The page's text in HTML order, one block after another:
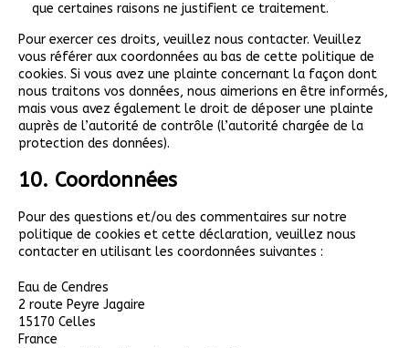
que certaines raisons ne justifient ce traitement.
Pour exercer ces droits, veuillez nous contacter. Veuillez
vous référer aux coordonnées au bas de cette politique de
cookies. Si vous avez une plainte concernant la façon dont
nous traitons vos données, nous aimerions en être informés,
mais vous avez également le droit de déposer une plainte
auprès de l’autorité de contrôle (l’autorité chargée de la
protection des données).
10. Coordonnées
Pour des questions et/ou des commentaires sur notre
politique de cookies et cette déclaration, veuillez nous
contacter en utilisant les coordonnées suivantes :
Eau de Cendres
2 route Peyre Jagaire
15170 Celles
France